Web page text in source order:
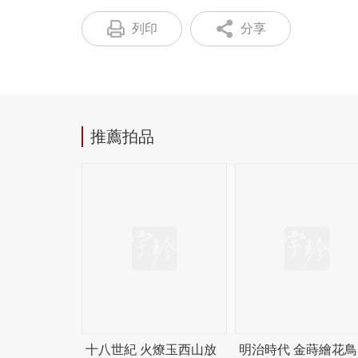
列印 分享
推薦拍品
十八世紀 火燎玉西山放 明治時代 金蒔繪花